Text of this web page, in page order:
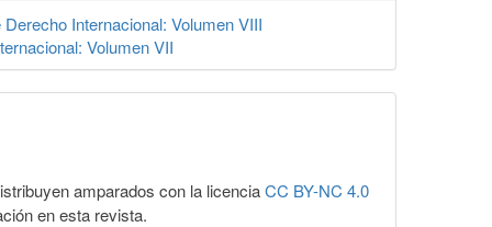
Internacional: Volumen VIII
Volumen VII
amparados con la licenciaCC BY-NC 4.0
en esta revista.